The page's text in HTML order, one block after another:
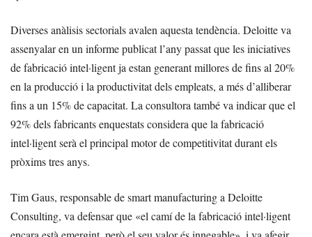
Diverses anàlisis sectorials avalen aquesta tendència. Deloitte va
assenyalar en un informe publicat l’any passat que les iniciatives
de fabricació intel·ligent ja estan generant millores de fins al 20%
en la producció i la productivitat dels empleats, a més d’alliberar
fins a un 15% de capacitat. La consultora també va indicar que el
92% dels fabricants enquestats considera que la fabricació
intel·ligent serà el principal motor de competitivitat durant els
pròxims tres anys.
Tim Gaus, responsable de smart manufacturing a Deloitte
Consulting, va defensar que «el camí de la fabricació intel·ligent